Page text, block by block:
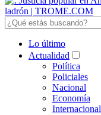
Lo último
Actualidad
Política
Policiales
Nacional
Economía
Internacional